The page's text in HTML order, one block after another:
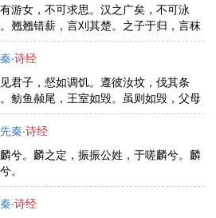
游女，不可求思。汉之广矣，不可泳
翘翘错薪，言刈其楚。之子于归，言秣
。江之永矣，不可方思。翘翘错薪，言
驹。 ......
·诗经
君子，惄如调饥。遵彼汝坟，伐其条
鲂鱼赪尾，王室如毁。虽则如毁，父母
先秦·诗经
兮。麟之定，振振公姓，于嗟麟兮。麟
。
·诗经